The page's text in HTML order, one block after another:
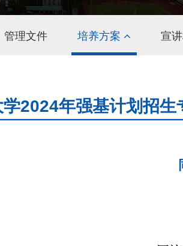
管理文件 培养方案 宣
学2024年强基计划招生